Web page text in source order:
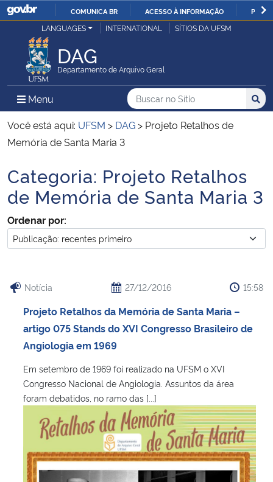
IR
COMUNICA BR ACESSO À INFORMAÇÃO
Ministério da Justiça e Segurança Pública
Ministério da Defesa
Ministério das Relações Exteriores
Ministério da Infraestrutura
Ministério da Agricultura, Pecuária e Abastecimento
Ministério da Educação
Ministério da Cidadania
Ministério da Saúde
Ministério de Minas e Energia
Ministério da Ciência, Tecnologia, Inovações e Comunicações
Ministério do Desenvolvimento Regional
LANGUAGES INTERNATIONAL SÍTIOS DA UFSM
DAG
Departamento de Arquivo Geral
Menu Menu Principal do Sítio
Busca
Buscar no no Sítio
Busca:
Você está aqui: UFSM > DAG > Projeto Retalhos de
Memória de Santa Maria 3
Início do conteúdo
Categoria: Projeto Retalhos
de Memória de Santa Maria 3
Ordenar por:
Notícia 27/12/2016 15:58
Projeto Retalhos da Memória de Santa Maria –
artigo 075 Stands do XVI Congresso Brasileiro de
Angiologia em 1969
Em setembro de 1969 foi realizado na UFSM o XVI
Congresso Nacional de Angiologia. Assuntos da área
foram debatidos, no ramo das [...]